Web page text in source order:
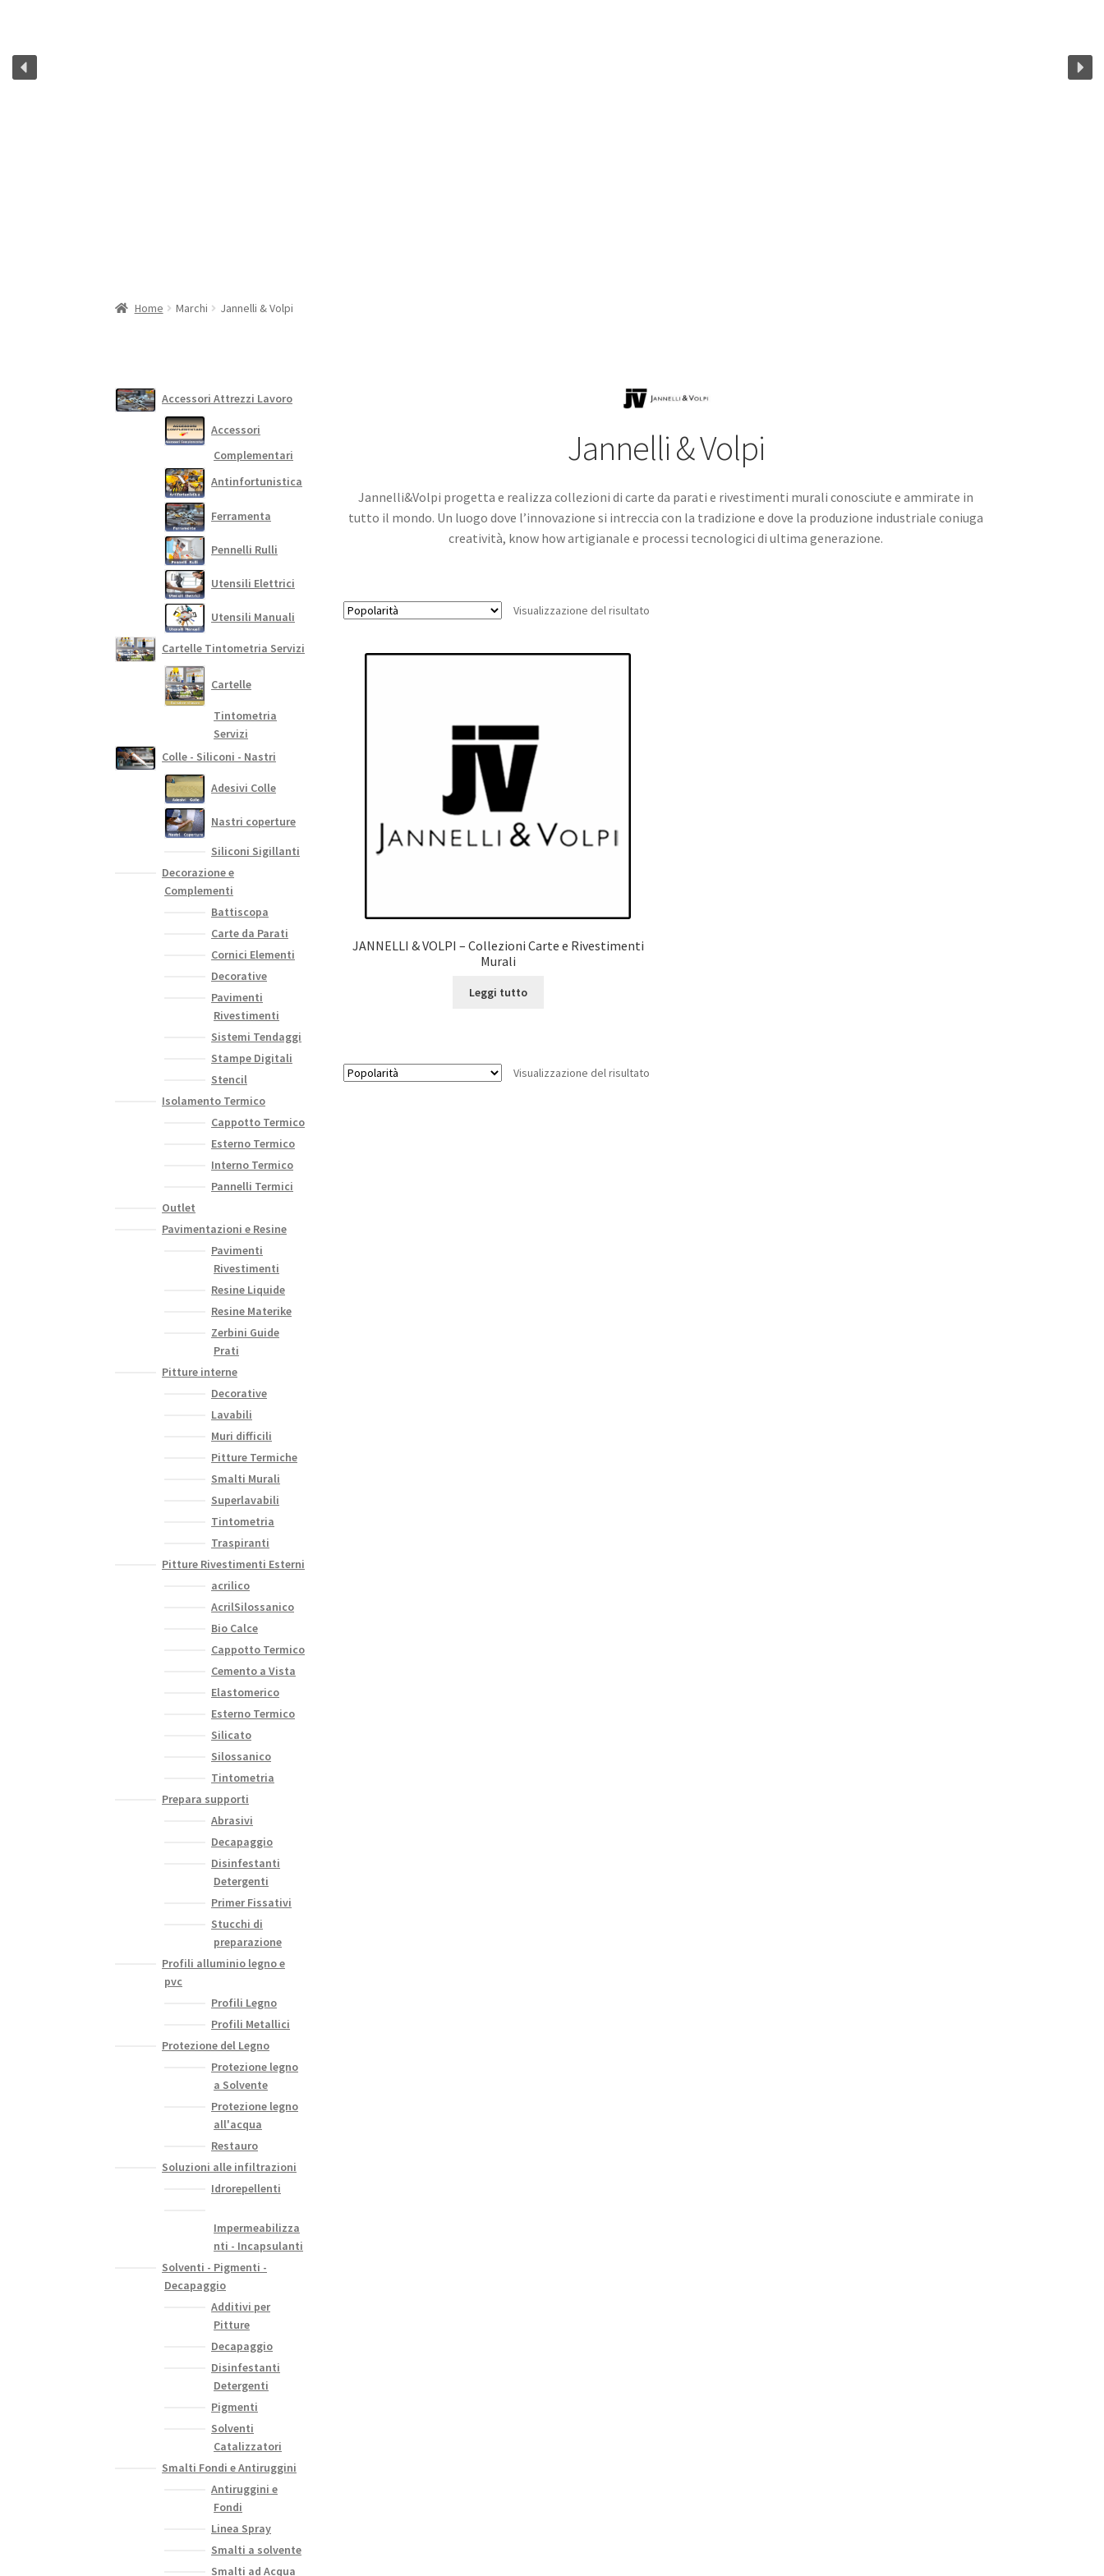
Home Marchi Jannelli & Volpi
Jannelli & Volpi
Jannelli&Volpi progetta e realizza collezioni di carte da parati e rivestimenti murali conosciute e ammirate in
tutto il mondo. Un luogo dove l’innovazione si intreccia con la tradizione e dove la produzione industriale coniuga
creatività, know how artigianale e processi tecnologici di ultima generazione.
Visualizzazione del risultato
JANNELLI & VOLPI – Collezioni Carte e Rivestimenti
Murali
Leggi tutto
Visualizzazione del risultato
Accessori Attrezzi Lavoro
Accessori
Complementari
Antinfortunistica
Ferramenta
Pennelli Rulli
Utensili Elettrici
Utensili Manuali
Cartelle Tintometria Servizi
Cartelle
Tintometria
Servizi
Colle - Siliconi - Nastri
Adesivi Colle
Nastri coperture
Siliconi Sigillanti
Decorazione e
Complementi
Battiscopa
Carte da Parati
Cornici Elementi
Decorative
Pavimenti
Rivestimenti
Sistemi Tendaggi
Stampe Digitali
Stencil
Isolamento Termico
Cappotto Termico
Esterno Termico
Interno Termico
Pannelli Termici
Outlet
Pavimentazioni e Resine
Pavimenti
Rivestimenti
Resine Liquide
Resine Materike
Zerbini Guide
Prati
Pitture interne
Decorative
Lavabili
Muri difficili
Pitture Termiche
Smalti Murali
Superlavabili
Tintometria
Traspiranti
Pitture Rivestimenti Esterni
acrilico
AcrilSilossanico
Bio Calce
Cappotto Termico
Cemento a Vista
Elastomerico
Esterno Termico
Silicato
Silossanico
Tintometria
Prepara supporti
Abrasivi
Decapaggio
Disinfestanti
Detergenti
Primer Fissativi
Stucchi di
preparazione
Profili alluminio legno e
pvc
Profili Legno
Profili Metallici
Protezione del Legno
Protezione legno
a Solvente
Protezione legno
all'acqua
Restauro
Soluzioni alle infiltrazioni
Idrorepellenti
Impermeabilizza
nti - Incapsulanti
Solventi - Pigmenti -
Decapaggio
Additivi per
Pitture
Decapaggio
Disinfestanti
Detergenti
Pigmenti
Solventi
Catalizzatori
Smalti Fondi e Antiruggini
Antiruggini e
Fondi
Linea Spray
Smalti a solvente
Smalti ad Acqua